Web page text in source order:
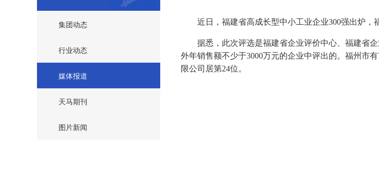
集团动态
行业动态
媒体报道
天马期刊
图片新闻
近日，福建省高成长型中小工业企业300强出炉，
据悉，此次评选是福建省企业评价中心、福建省
外年销售额不少于3000万元的企业中评出的。福州市有
限公司居第24位。